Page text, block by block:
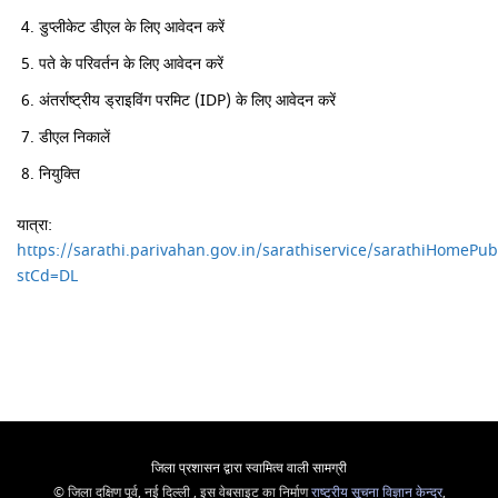
डुप्लीकेट डीएल के लिए आवेदन करें
पते के परिवर्तन के लिए आवेदन करें
अंतर्राष्ट्रीय ड्राइविंग परमिट (IDP) के लिए आवेदन करें
डीएल निकालें
नियुक्ति
यात्रा:
https://sarathi.parivahan.gov.in/sarathiservice/
stCd=DL
जिला प्रशासन द्वारा स्वामित्व वाली सामग्री
© जिला दक्षिण पूर्व, नई दिल्ली , इस वेबसाइट का निर्माणराष्ट्रीय सूचना विज्ञान केन्द्र,